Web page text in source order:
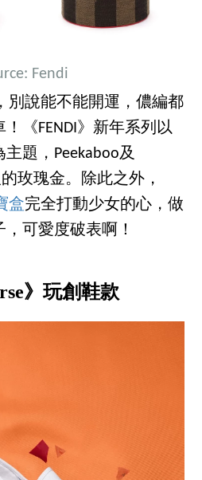
Fendi
別說能不能開運，儂編都
《FENDI》新年系列以
題，Peekaboo及
玫瑰金。除此之外，
盒完全打動少女的心，做
可愛度破表啊！
》玩創鞋款